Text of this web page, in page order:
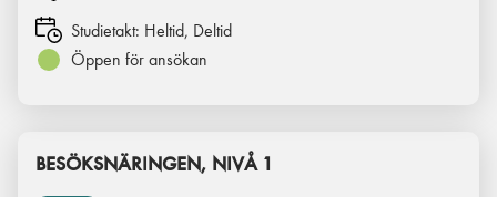
Studietakt: Heltid, Deltid
Öppen för ansökan
BESÖKSNÄRINGEN, NIVÅ 1